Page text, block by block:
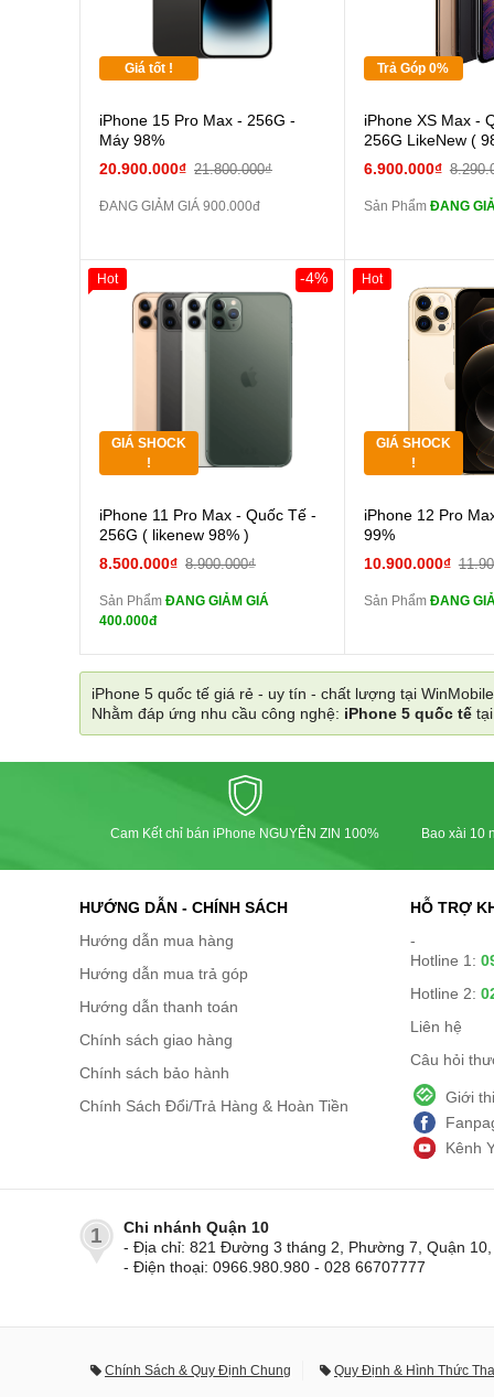
Giá tốt !
iPhone 15 Pro Max - 256G -
Máy 98%
20.900.000₫ 21.800.000₫
ĐANG GIẢM GIÁ 900.000đ
Trả Góp 0%
Tặng
màn
tai
Pin
các Phụ Kiện Khác
iPhone XS Max -
256G LikeNew (
6.900.000₫
Sản Phẩm ĐANG
GIÁ SHOCK
!
Giảm 100.000đ
Khách Hàng
Thân Thiết
Cường lực 10D full
màn
tai nghe iPhone 6S
Pin dự phòng và
iPhone 11 Pro Max - Quốc Tế -
256G ( likenew 98% )
8.500.000₫ 8.900.000₫
-4%
Sản Phẩm ĐANG GIẢM GIÁ
400.000đ
Hot
GIÁ SHOCK
!
Giảm 100.000đ
Thân Thiết
màn
tai
tai
Pin
iPhone 12 Pro
99%
10.900.000₫
Sản Phẩm ĐANG
Hot
iPhone 5 quốc tế giá rẻ - uy tín - chất lượng tại WinMobile.
Nhằm đáp ứng nhu cầu công nghệ: iPhone 5 quốc tế tại
Cam Kết chỉ bán iPhone NGUYÊN ZIN 100%
Bao xài 10
HƯỚNG DẪN - CHÍNH SÁCH
Hướng dẫn mua hàng
Hướng dẫn mua trả góp
Hướng dẫn thanh toán
Chính sách giao hàng
Chính sách bảo hành
Chính Sách Đổi/Trả Hàng & Hoàn Tiền
HỖ TRỢ
-
Hotline 1:
Hotline 2:
Liên hệ
Câu hỏi
Giới
Kênh
1
Chi nhánh Quận 10
- Địa chỉ: 821 Đường 3 tháng 2, Phường 7, Quận 10,
- Điện thoại: 0966.980.980 - 028 66707777
Chính Sách & Quy Định Chung Quy Định & Hình Thức